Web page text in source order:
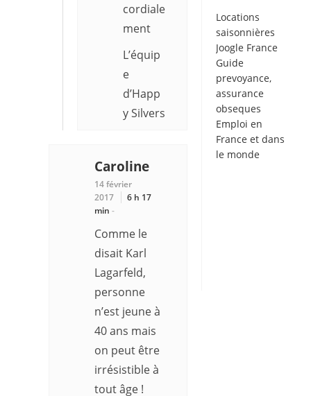
cordiale
ment
L’équip
e
d’Happ
y Silvers
Caroline
14 février
2017
6 h 17
min -
Comme le
disait Karl
Lagarfeld,
personne
n’est jeune à
40 ans mais
on peut être
irrésistible à
tout âge !
Locations
saisonnières
Joogle France
Guide
prevoyance,
assurance
obseques
Emploi en
France et dans
le monde